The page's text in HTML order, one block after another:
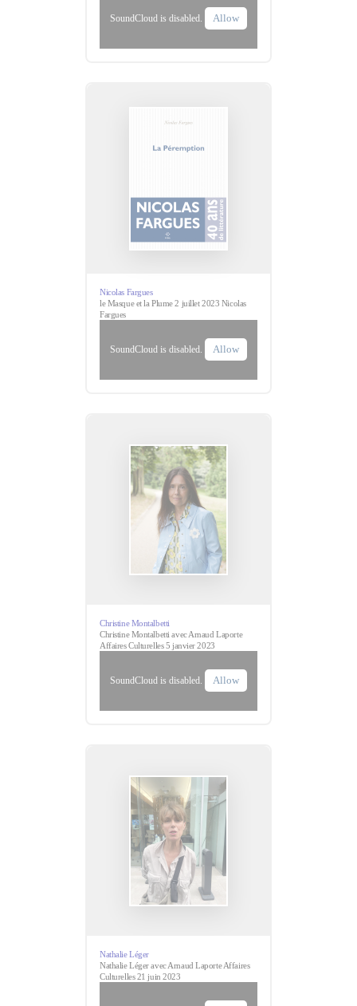
SoundCloud is disabled. Allow
Nicolas Fargues
le Masque et la Plume 2 juillet 2023 Nicolas
Fargues
SoundCloud is disabled. Allow
Christine Montalbetti
Christine Montalbetti avec Arnaud Laporte
Affaires Culturelles 5 janvier 2023
SoundCloud is disabled. Allow
Nathalie Léger
Nathalie Léger avec Arnaud Laporte Affaires
Culturelles 21 juin 2023